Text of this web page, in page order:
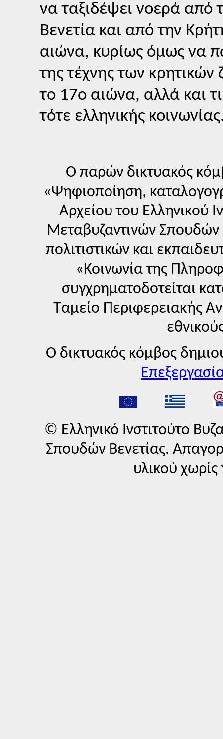
να ταξιδέψει νοερά από
Βενετία και από την
αιώνα, κυρίως όμως να
της τέχνης των
το 17ο αιώνα, αλλά και
τότε ελληνικής
Ο παρών δικτυακός
«Ψηφιοποίηση,
Αρχείου του Ελληνικού
Μεταβυζαντινών
πολιτιστικών και
«Κοινωνία της
συγχρηματοδοτείται
Ταμείο Περιφερειακής
Ο δικτυακός κόμβος
© Ελληνικό Ινστιτούτο
Σπουδών Βενετίας.
υλικού